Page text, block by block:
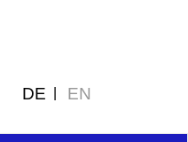
DE EN